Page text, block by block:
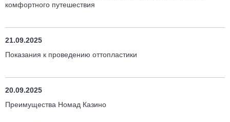
комфортного путешествия
21.09.2025
Показания к проведению оттопластики
20.09.2025
Преимущества Номад Казино